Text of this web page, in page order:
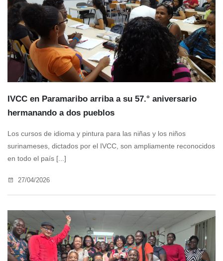
IVCC en Paramaribo arriba a su 57.° aniversario
hermanando a dos pueblos
Los cursos de idioma y pintura para las niñas y los niños
surinameses, dictados por el IVCC, son ampliamente reconocidos
en todo el país [...]
27/04/2026